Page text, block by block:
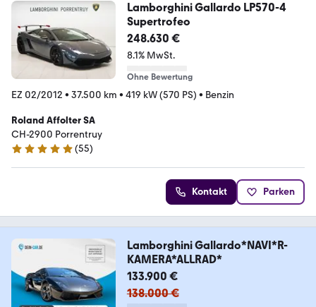
Lamborghini Gallardo LP570-4
Supertrofeo
248.630 €
8.1% MwSt.
Ohne Bewertung
EZ 02/2012 • 37.500 km • 419 kW (570 PS) • Benzin
Roland Affolter SA
CH-2900 Porrentruy
5 Sterne
(55)
Kontakt Parken
Lamborghini Gallardo*NAVI*R-
KAMERA*ALLRAD*
133.900 €
138.000 €